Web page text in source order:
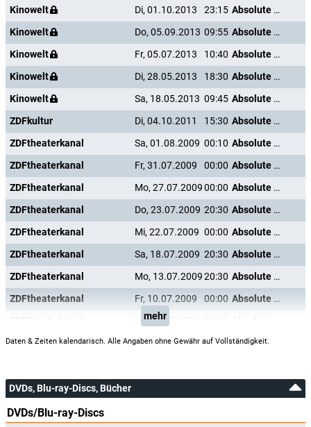
Kinowelt Di, 01.10.2013 23:15
Absolute Wilson
Kinowelt
Do, 05.09.2013 09:55
Absolute Wilson
Kinowelt
Fr, 05.07.2013 10:40
Absolute Wilson
Kinowelt
Di, 28.05.2013 18:30
Absolute Wilson
Kinowelt
Sa, 18.05.2013 09:45
Absolute Wilson
ZDFkultur
Di, 04.10.2011 15:30
Absolute Wilson
ZDFtheaterkanal
Sa, 01.08.2009 00:10
Absolute Wilson
ZDFtheaterkanal
Fr, 31.07.2009 00:00
Absolute Wilson
ZDFtheaterkanal
Mo, 27.07.200900:00
Absolute Wilson
ZDFtheaterkanal
Do, 23.07.2009 20:30
Absolute Wilson
ZDFtheaterkanal
Mi, 22.07.2009 00:00
Absolute Wilson
ZDFtheaterkanal
Sa, 18.07.2009 20:30
Absolute Wilson
ZDFtheaterkanal
Mo, 13.07.200920:30
Absolute Wilson
ZDFtheaterkanal
Fr, 10.07.2009 00:00
Absolute Wilson
Mi, 01.07.2009
mehr
Daten & Zeiten kalendarisch. Alle Angaben ohne Gewähr auf Vollständigkeit.
DVDs, Blu-ray-Discs, Bücher
DVDs/Blu-ray-Discs